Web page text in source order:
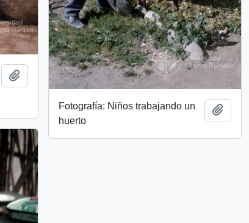
Add to clipboard
Fotografía: Niños trabajando un
huerto
Add